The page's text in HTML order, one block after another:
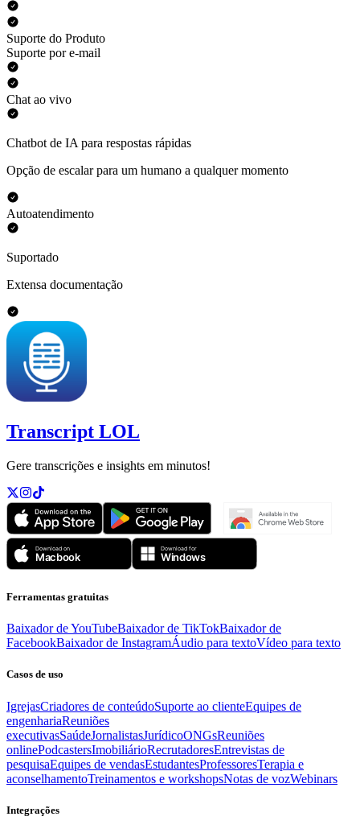
Suporte do Produto
Suporte por e-mail
Chat ao vivo
Chatbot de IA para respostas rápidas
Opção de escalar para um humano a qualquer momento
Autoatendimento
Suportado
Extensa documentação
Transcript LOL
Gere transcrições e insights em minutos!
Ferramentas gratuitas
Baixador de YouTubeBaixador de TikTokBaixador de
FacebookBaixador de InstagramÁudio para textoVídeo para texto
Casos de uso
IgrejasCriadores de conteúdoSuporte ao clienteEquipes de
engenhariaReuniões
executivasSaúdeJornalistasJurídicoONGsReuniões
onlinePodcastersImobiliárioRecrutadoresEntrevistas de
pesquisaEquipes de vendasEstudantesProfessoresTerapia e
aconselhamentoTreinamentos e workshopsNotas de vozWebinars
Integrações